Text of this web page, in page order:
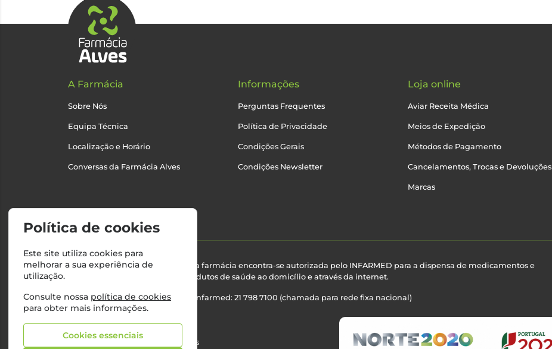
A Farmácia
Sobre Nós
Equipa Técnica
Localização e Horário
Conversas da Farmácia Alves
Informações
Perguntas Frequentes
Política de Privacidade
Condições Gerais
Condições Newsletter
Loja online
Aviar Receita Médica
Meios de Expedição
Métodos de Pagamento
Cancelamentos, Trocas e Devoluções
Marcas
Esta farmácia encontra-se autorizada pelo INFARMED para a dispensa de medicamentos e
produtos de saúde ao domicílio e através da internet.
Nº Infarmed: 21 798 7100 (chamada para rede fixa nacional)
©2026 Todos os direitos reservados
Política de cookies
Este site utiliza cookies para
melhorar a sua experiência de
utilização.
Consulte nossa política de cookies
para obter mais informações.
Cookies essenciais